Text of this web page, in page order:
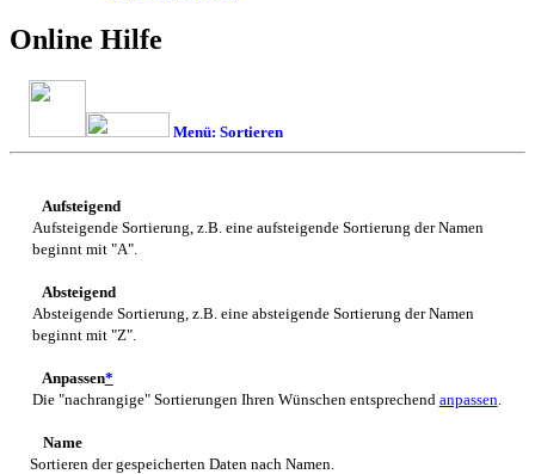
Online Hilfe
Menü: Sortieren
Aufsteigend
Aufsteigende Sortierung, z.B. eine aufsteigende Sortierung der Namen
beginnt mit "A".
Absteigend
Absteigende Sortierung, z.B. eine absteigende Sortierung der Namen
beginnt mit "Z".
Anpassen*
Die "nachrangige" Sortierungen Ihren Wünschen entsprechend anpassen
Name
Sortieren der gespeicherten Daten nach Namen.